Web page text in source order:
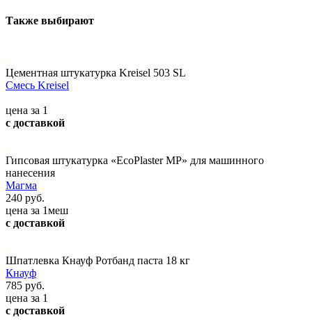
Также выбирают
Цементная штукатурка Kreisel 503 SL
Смесь Kreisel
цена за 1
с доставкой
Гипсовая штукатурка «EcoPlaster MP» для машинного
нанесения
Магма
240 руб.
цена за 1меш
с доставкой
Шпатлевка Кнауф Ротбанд паста 18 кг
Кнауф
785 руб.
цена за 1
с доставкой